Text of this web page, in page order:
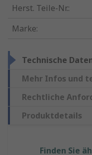
Herst. Teile-Nr.:
Marke:
Technische
Mehr Infos und
Rechtliche
Produktdetails
Finden Sie